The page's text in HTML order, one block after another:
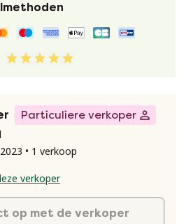
Particuliere verkoper
• 1 verkoop
verkoper
op met de verkoper